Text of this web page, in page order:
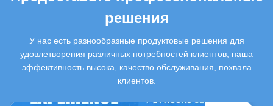
решения
У нас есть разнообразные продуктовые решения для
удовлетворения различных потребностей клиентов, наша
эффективность высока, качество обслуживания, похвала
клиентов.